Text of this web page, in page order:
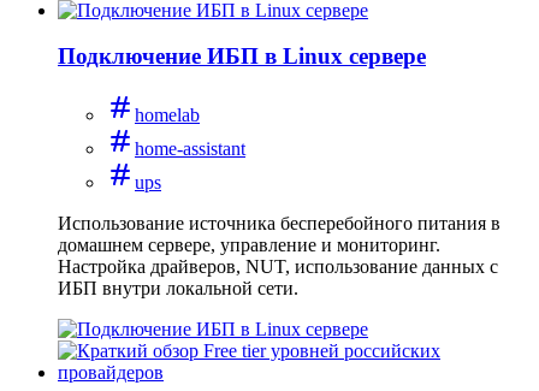
Подключение ИБП в Linux сервере
homelab
home-assistant
ups
Использование источника бесперебойного питания в
домашнем сервере, управление и мониторинг.
Настройка драйверов, NUT, использование данных с
ИБП внутри локальной сети.